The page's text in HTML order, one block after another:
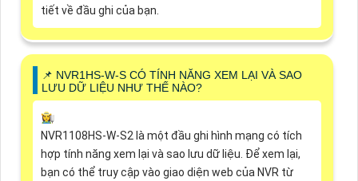
tiết về đầu ghi của bạn.
📌 NVR1HS-W-S CÓ TÍNH NĂNG XEM LẠI VÀ SAO
LƯU DỮ LIỆU NHƯ THẾ NÀO?
👩‍🌾
NVR1108HS-W-S2 là một đầu ghi hình mạng có tích
hợp tính năng xem lại và sao lưu dữ liệu. Để xem lại,
bạn có thể truy cập vào giao diện web của NVR từ